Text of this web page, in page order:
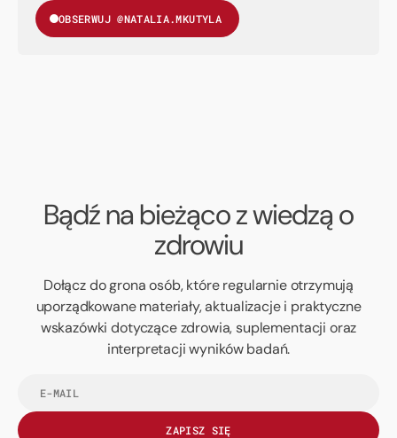
OBSERWUJ @NATALIA.MKUTYLA
Bądź na bieżąco z wiedzą o
zdrowiu
Dołącz do grona osób, które regularnie otrzymują
uporządkowane materiały, aktualizacje i praktyczne
wskazówki dotyczące zdrowia, suplementacji oraz
interpretacji wyników badań.
adres
e-
mail
ZAPISZ SIĘ